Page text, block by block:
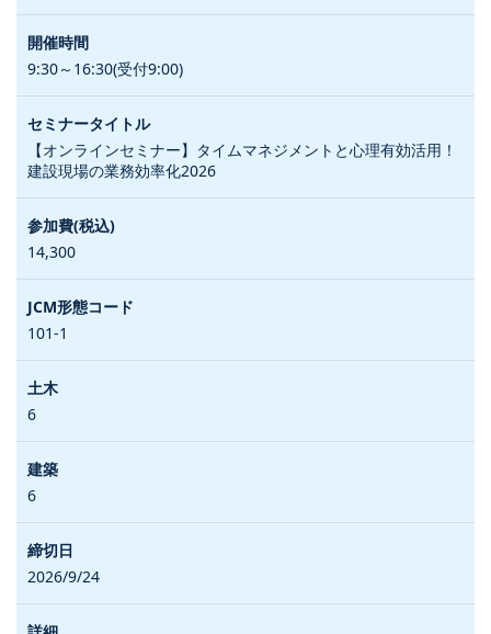
9:30～16:30(受付9:00)
【オンラインセミナー】タイムマネジメントと心理有効活用！
建設現場の業務効率化2026
14,300
101-1
6
6
2026/9/24